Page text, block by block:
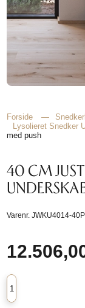
Forside —
Lysolieret Snedker
med push
40 CM
Varenr.JWKU4014-40P